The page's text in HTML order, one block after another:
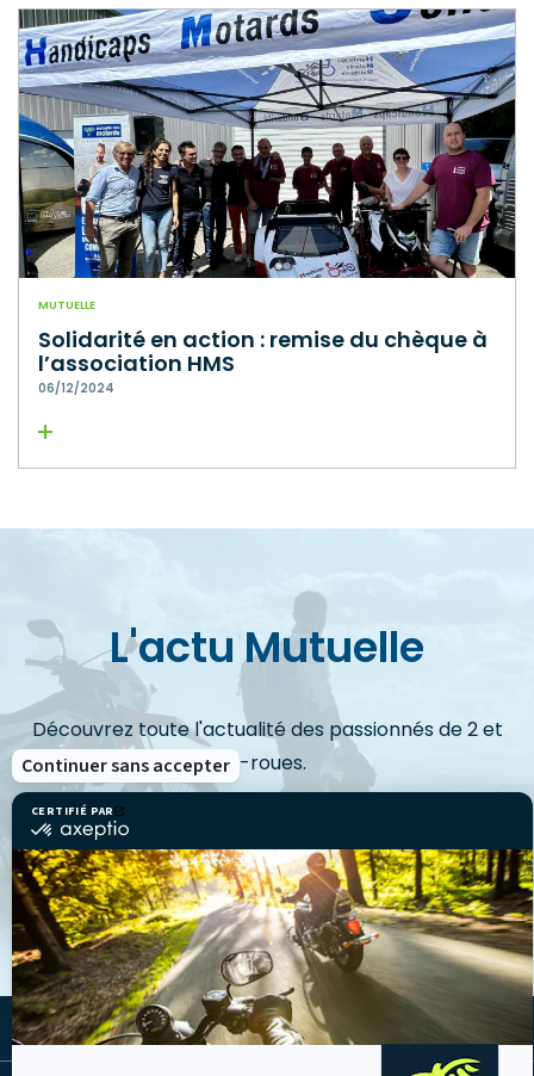
CERTIFIÉ PAR
certifié
Axeptio
-
En
savoir
plus
sur
Axeptio
Continuer sans accepter
MUTUELLE
Solidarité en action : remise du chèque à
l’association HMS
06/12/2024
Lire la suite
L'actu Mutuelle
Découvrez toute l'actualité des passionnés de 2 et
3-roues.
VOIR LES ACTUS
LA MUTUELLE